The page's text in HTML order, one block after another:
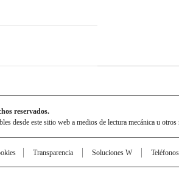
reservados.
desde este sitio web a medios de lectura mecánica u otros
Transparencia Soluciones W Teléfonos